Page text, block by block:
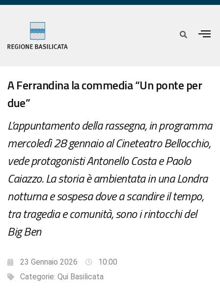
A Ferrandina la commedia “Un ponte per
due”
L’appuntamento della rassegna, in programma
mercoledì 28 gennaio al Cineteatro Bellocchio,
vede protagonisti Antonello Costa e Paolo
Caiazzo. La storia è ambientata in una Londra
notturna e sospesa dove a scandire il tempo,
tra tragedia e comunità, sono i rintocchi del
Big Ben
23 Gennaio 2026
10:00
Categorie: Qui Basilicata